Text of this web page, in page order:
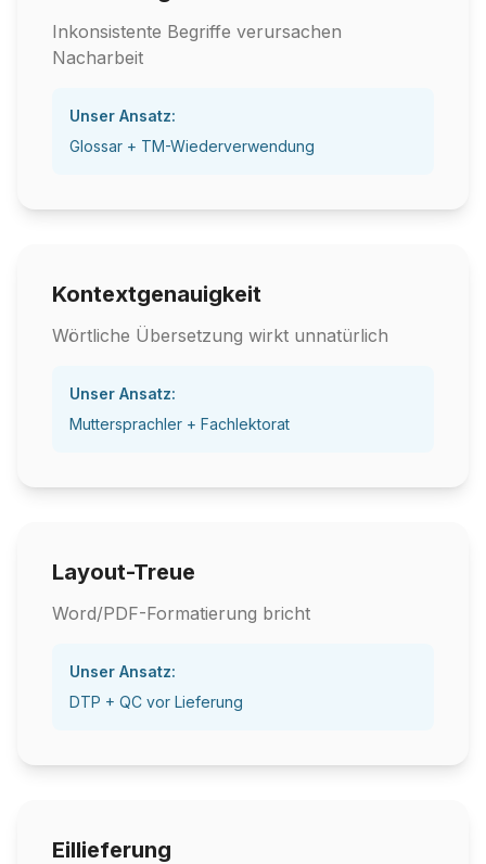
Inkonsistente Begriffe verursachen
Nacharbeit
Unser Ansatz:
Glossar + TM-Wiederverwendung
Kontextgenauigkeit
Wörtliche Übersetzung wirkt unnatürlich
Unser Ansatz:
Muttersprachler + Fachlektorat
Layout-Treue
Word/PDF-Formatierung bricht
Unser Ansatz:
DTP + QC vor Lieferung
Eillieferung